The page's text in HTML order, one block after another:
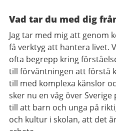
Vad tar du med dig
Jag tar med mig att genom
få verktyg att hantera livet.
ofta begrepp kring
till förväntningen att förstå
till med komplexa känslor
sker nu en våg över
till att barn och unga på
och kultur i skolan, att det